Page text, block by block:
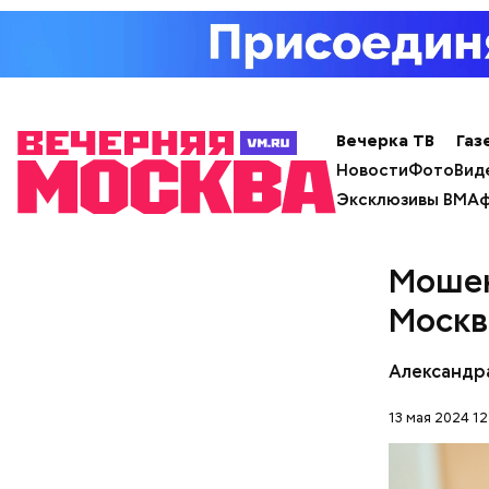
Вечерка ТВ
НовостиФото
Эксклюзивы ВМ
13 мая 2024
По